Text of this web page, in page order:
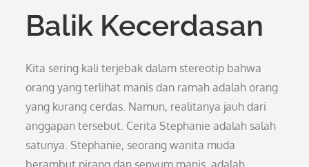
Balik Kecerdasan
Kita sering kali terjebak dalam stereotip bahwa
orang yang terlihat manis dan ramah adalah orang
yang kurang cerdas. Namun, realitanya jauh dari
anggapan tersebut. Cerita Stephanie adalah salah
satunya. Stephanie, seorang wanita muda
berambut pirang dan senyum manis, adalah